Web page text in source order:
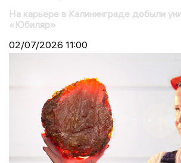
На карьере в Калининграде добыли
«Юбиляр»
02/07/2026 11:00